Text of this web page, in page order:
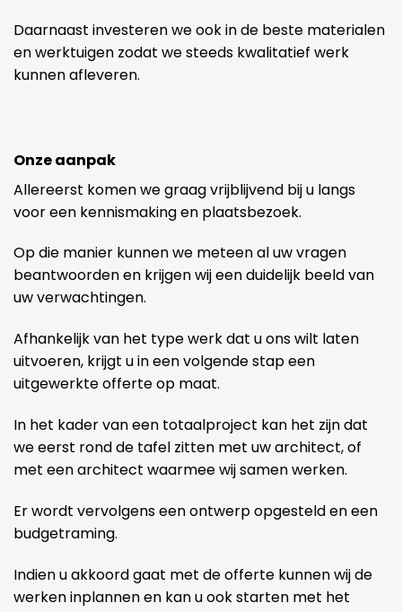
Daarnaast investeren we ook in de beste materialen
en werktuigen zodat we steeds kwalitatief werk
kunnen afleveren.
Onze aanpak
Allereerst komen we graag vrijblijvend bij u langs
voor een kennismaking en plaatsbezoek.
Op die manier kunnen we meteen al uw vragen
beantwoorden en krijgen wij een duidelijk beeld van
uw verwachtingen.
Afhankelijk van het type werk dat u ons wilt laten
uitvoeren, krijgt u in een volgende stap een
uitgewerkte offerte op maat.
In het kader van een totaalproject kan het zijn dat
we eerst rond de tafel zitten met uw architect, of
met een architect waarmee wij samen werken.
Er wordt vervolgens een ontwerp opgesteld en een
budgetraming.
Indien u akkoord gaat met de offerte kunnen wij de
werken inplannen en kan u ook starten met het